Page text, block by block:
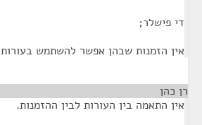
די פישלר;
אין הזמנות שבהן אפשר להשתמש
רן כהן
אין התאמה בין העורות לבין ההזמנות.